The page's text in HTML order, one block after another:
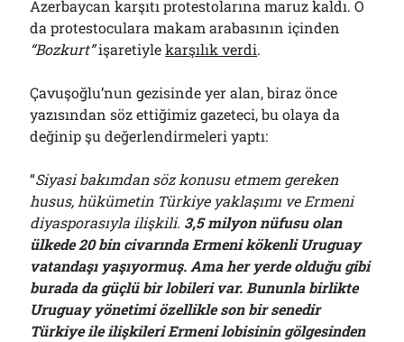
Azerbaycan karşıtı protestolarına maruz kaldı. O
da protestoculara makam arabasının içinden
“Bozkurt”işaretiylekarşılık verdi.
Çavuşoğlu’nun gezisinde yer alan, biraz önce
yazısından söz ettiğimiz gazeteci, bu olaya da
değinip şu değerlendirmeleri yaptı:
“Siyasi bakımdan söz konusu etmem gereken
husus, hükümetin Türkiye yaklaşımı ve Ermeni
diyasporasıyla ilişkili. 3,5 milyon nüfusu olan
ülkede 20 bin civarında Ermeni kökenli Uruguay
vatandaşı yaşıyormuş. Ama her yerde olduğu gibi
burada da güçlü bir lobileri var. Bununla birlikte
Uruguay yönetimi özellikle son bir senedir
Türkiye ile ilişkileri Ermeni lobisinin gölgesinden